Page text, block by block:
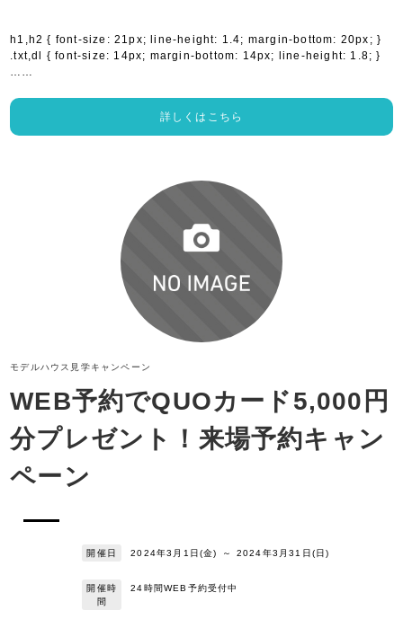
h1,h2 { font-size: 21px; line-height: 1.4; margin-bottom: 20px; }
.txt,dl { font-size: 14px; margin-bottom: 14px; line-height: 1.8; }
……
詳しくはこちら
モデルハウス見学キャンペーン
WEB予約でQUOカード5,000円
分プレゼント！来場予約キャン
ペーン
開催日 2024年3月1日(金) ～ 2024年3月31日(日)
開催時
間
24時間WEB予約受付中